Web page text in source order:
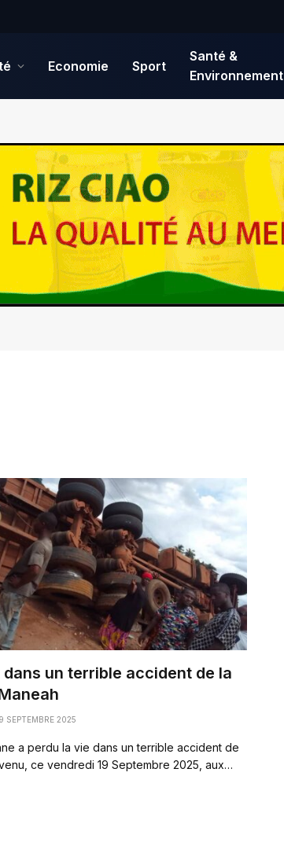
Economie Sport
Santé &
Environnement
dans un terrible accident de la
SEPTEMBRE 2025
a perdu la vie dans un terrible accident de
ce vendredi 19 Septembre 2025, aux…